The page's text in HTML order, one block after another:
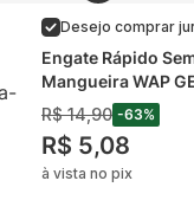
Desejo comprar
Engate Rápido
Mangueira WAP
R$ 14,90 -63%
R$ 5,08
à vista no pix